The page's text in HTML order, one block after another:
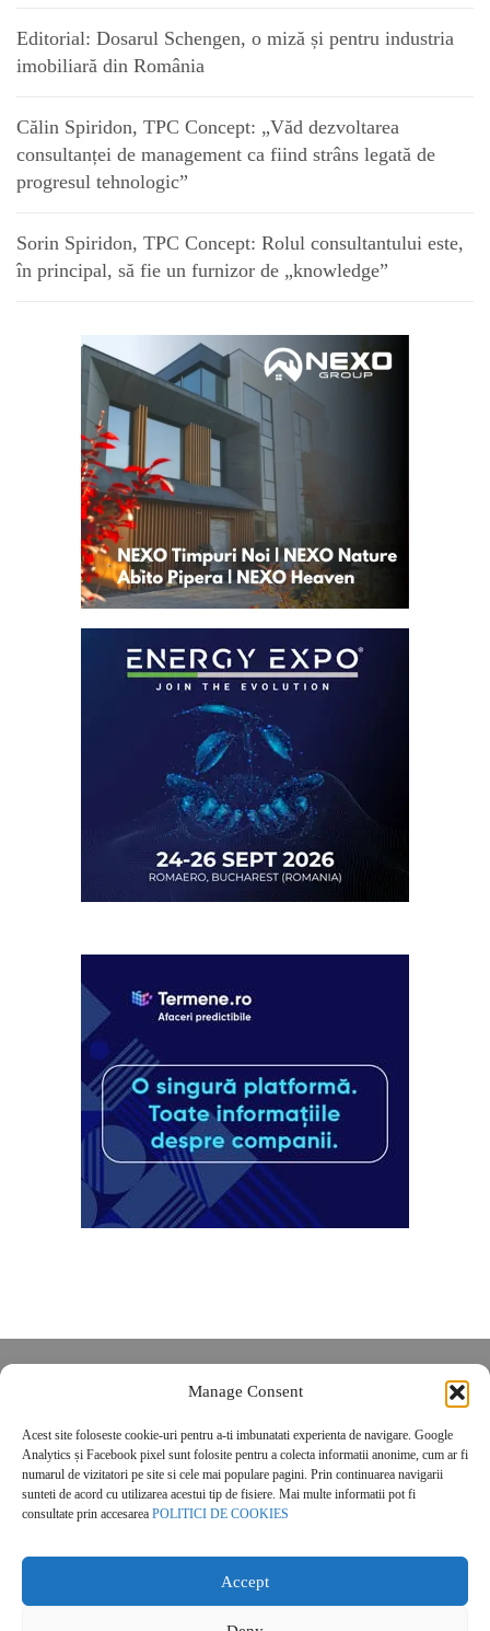
Manage Consent
Acest site foloseste cookie-uri pentru a-ti imbunatati experienta de navigare. Google
Analytics și Facebook pixel sunt folosite pentru a colecta informatii anonime, cum ar fi
numarul de vizitatori pe site si cele mai populare pagini. Prin continuarea navigarii
sunteti de acord cu utilizarea acestui tip de fisiere. Mai multe informatii pot fi
consultate prin accesarea POLITICI DE COOKIES
Accept
Editorial: Dosarul Schengen, o miză și pentru industria
imobiliară din România
Călin Spiridon, TPC Concept: „Văd dezvoltarea
consultanței de management ca fiind strâns legată de
progresul tehnologic”
Sorin Spiridon, TPC Concept: Rolul consultantului este,
în principal, să fie un furnizor de „knowledge”
POLITICĂ DE CONFIDENȚIALITATE
Politica de cookies